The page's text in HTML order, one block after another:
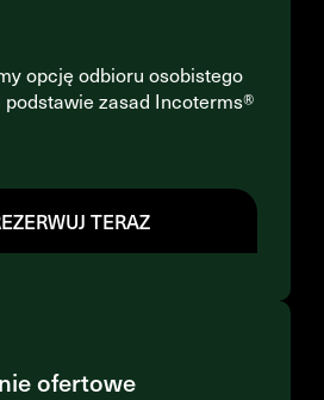
opcję odbioru osobistego
podstawie zasad Incoterms®
TERAZ
ofertowe